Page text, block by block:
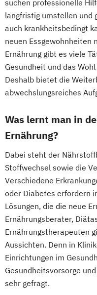
Fachkraft für
Fachtrainer/in
Fachwirt/in für
Fachwirt/in im
Sozialwesen
Ganzheitlicher
Geprüfter
Geprüfter
Geprüfter
Heilpraktiker -
amtsärztliche
Ketogene
Krankheitsbilder
Life Coach
Spiroergometrie
"Burnout-
"Ernährung in
Grundlagen der
Grundlagen der
Pflanzenkunde
Sportmedizin
Massage
Mentaltrainer
Nordic Walking
Pilates Trainer
Seniorentrainer
Sportmassage
suchen professionelle
langfristig umstellen und
auch krankheitsbedingt
neuen Essgewohnheiten
Ernährung gibt es viele
Gesundheit und das
Deshalb bietet die
abwechslungsreiches
Was lernt man in
Ernährung?
Dabei steht der
Stoffwechsel sowie die
Verschiedene
oder Diabetes erfordern
Lösungen, die die neue
Ernährungsberater,
Ernährungstherapeuten
Aussichten. Denn in
Einrichtungen im
Gesundheitsvorsorge
sehr gefragt.